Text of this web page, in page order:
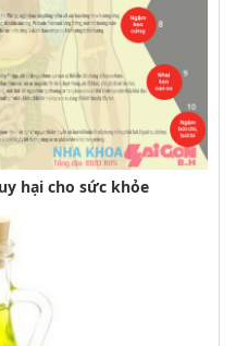
hại cho sức khỏe